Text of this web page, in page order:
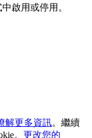
啟用或停用。
解更多資訊。繼續
。 更改您的